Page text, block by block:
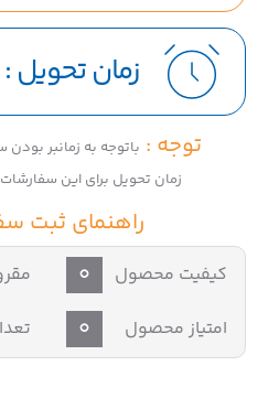
زمان تحویل :
توجه : باتوجه به زمانبر بودن
زمان تحویل برای این
راهنمای ثبت
کیفیت محصول 0
امتیاز محصول 0